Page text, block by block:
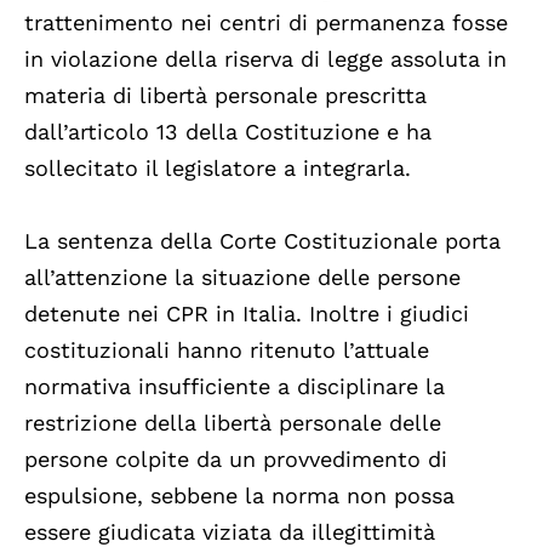
trattenimento nei centri di permanenza fosse
in violazione della riserva di legge assoluta in
materia di libertà personale prescritta
dall’articolo 13 della Costituzione e ha
sollecitato il legislatore a integrarla.
La sentenza della Corte Costituzionale porta
all’attenzione la situazione delle persone
detenute nei CPR in Italia. Inoltre i giudici
costituzionali hanno ritenuto l’attuale
normativa insufficiente a disciplinare la
restrizione della libertà personale delle
persone colpite da un provvedimento di
espulsione, sebbene la norma non possa
essere giudicata viziata da illegittimità